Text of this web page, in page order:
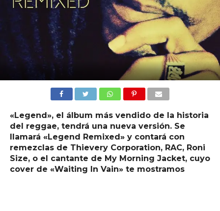
«Legend», el álbum más vendido de la historia
del reggae, tendrá una nueva versión. Se
llamará «Legend Remixed» y contará con
remezclas de Thievery Corporation, RAC, Roni
Size, o el cantante de My Morning Jacket, cuyo
cover de «Waiting In Vain» te mostramos